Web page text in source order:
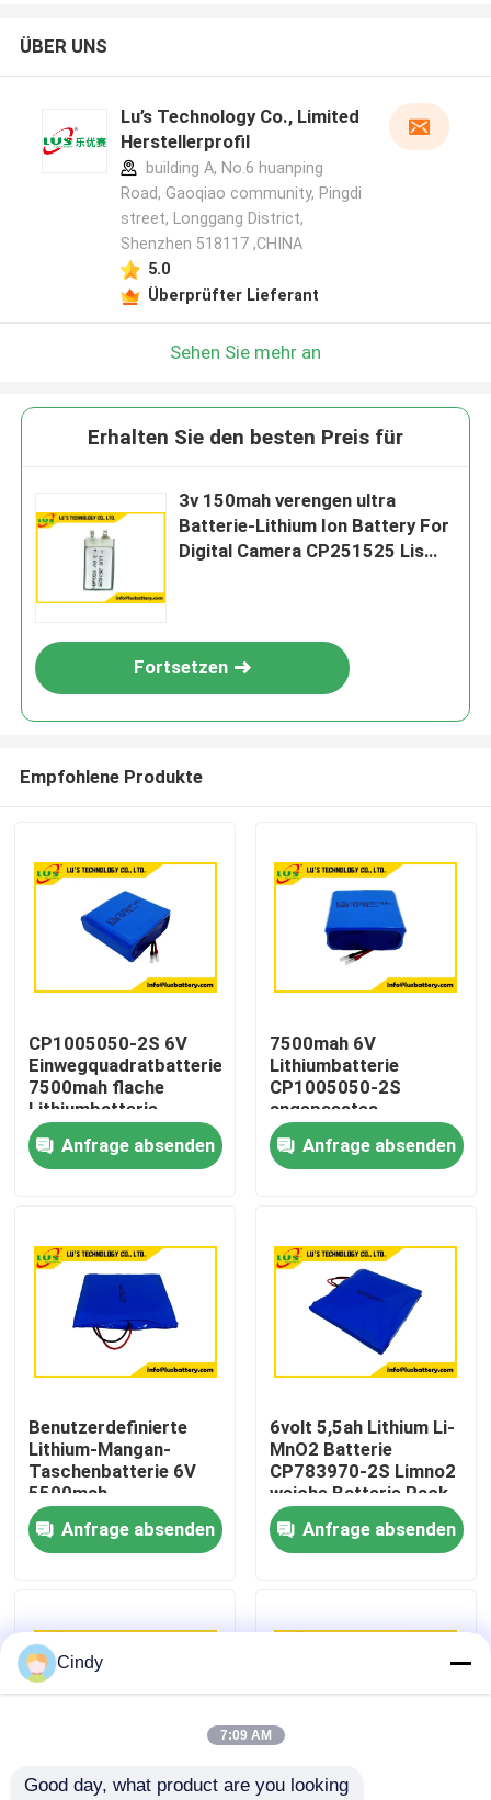
Haus
Über uns
Fabrik-Ausflug
Qualitätskontrolle
Treten Sie mit uns in Verbindung
Fälle
Lithium-Mangan-Dioxid-Batterie
ÜBER UNS
Lu’s Technology Co., Limited
Herstellerprofil
building A, No.6 huanping
Road, Gaoqiao community, Pingdi
street, Longgang District,
Shenzhen 518117 ,CHINA
5.0
Überprüfter Lieferant
Sehen Sie mehr an
Erhalten Sie den besten Preis für
3v 150mah verengen ultra
Batterie-Lithium Ion Battery For
Digital Camera CP251525 Lis
Fortsetzen
Empfohlene Produkte
CP1005050-2S 6V
Einwegquadratbatterie
7500mah flache
Lithiumbatterie
Anpassung
Anfrage absenden
7500mah 6V
Lithiumbatterie
CP1005050-2S
angepasstes
Lithiumbatteriepaket
Anfrage absenden
Benutzerdefinierte
Lithium-Mangan-
Taschenbatterie 6V
5500mah
Dünnzellbatterie
CP783970-2S
Batterie
Anfrage absenden
6volt 5,5ah Lithium Li-
MnO2 Batterie
CP783970-2S Limno2
weiche Batterie Pack
OEM-Fabrik
Anfrage absenden
Cindy
7:09 AM
Good day, what product are you looking